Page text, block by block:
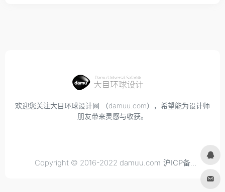
欢迎您关注大目环球设计网 （damuu.com），希望能为设计师
朋友带来灵感与收获。
Copyright © 2016-2022 damuu.com 沪ICP备